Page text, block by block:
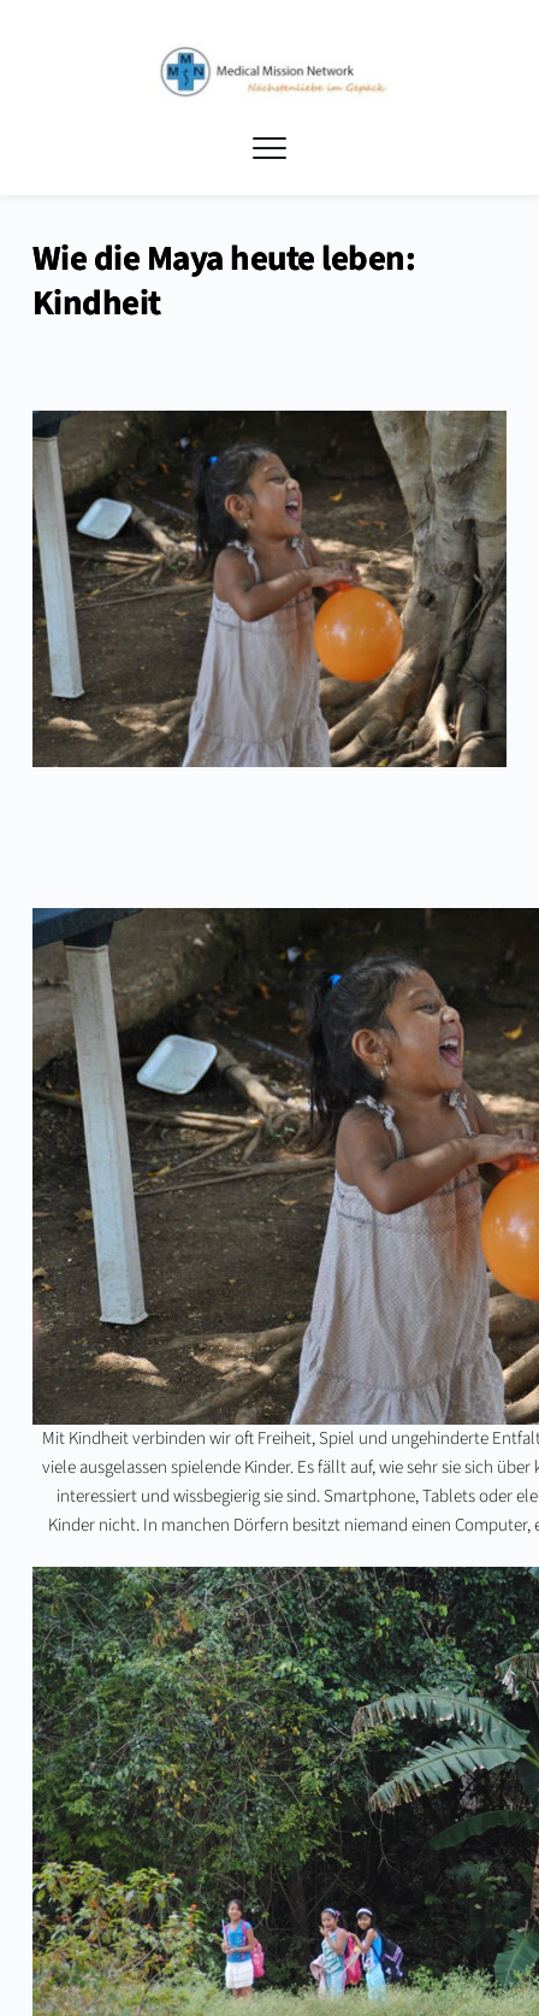
Wie die Maya heute leben:
Kindheit
Mit Kindheit verbinden wir oft Freiheit, Spiel und ungehinderte
viele ausgelassen spielende Kinder. Es fällt auf, wie sehr sie sich
interessiert und wissbegierig sie sind. Smartphone, Tablets oder
Kinder nicht. In manchen Dörfern besitzt niemand einen Computer,